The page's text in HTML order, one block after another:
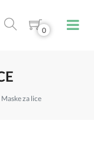
0
Maske za lice